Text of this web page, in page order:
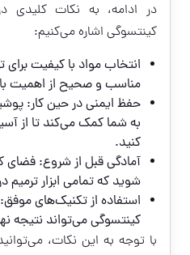
در ادامه، به نکات کلیدی
کینتسوگی اشاره می‌کنیم:
انتخاب مواد با کیفیت برای
مناسب و صحیح از اهمیت
حفظ ایمنی در حین کار:
به شما کمک می‌کند تا از
کنید.
آمادگی قبل از شروع: فضای
شوید که تمامی ابزار
استفاده از تکنیک‌های
کینتسوگی می‌تواند نتیجه
با توجه به این نکات،